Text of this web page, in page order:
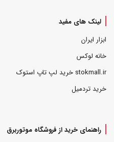
لینک های مفید
ابزار ایران
خانه لوکس
stokmall.ir خرید لپ تاپ استوک
خرید تردمیل
راهنمای خرید از فروشگاه موتوربرق